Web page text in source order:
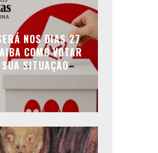
NOS DIAS 27
COMO VOTAR
SITUAÇÃO